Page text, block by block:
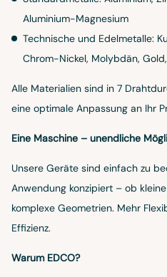
Aluminium-Magnesium
Technische und Edelmetalle:
Chrom-Nickel, Molybdän,
Alle Materialien sind in 7
eine optimale Anpassung an Ihr
Eine Maschine – unendliche
Unsere Geräte sind einfach zu
Anwendung konzipiert – ob
komplexe Geometrien. Mehr
Effizienz.
Warum EDCO?